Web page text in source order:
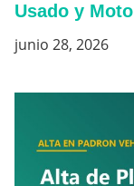
Usado y Moto
junio 28, 2026